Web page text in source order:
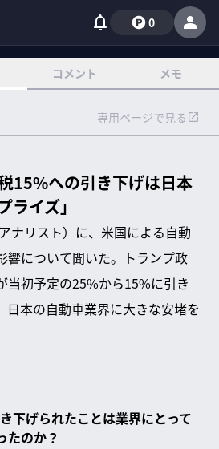
0
コメント メモ
専用ページで見る
15%への引き下げは日本
ライズ」
ナリスト）に、米国による自動
響について聞いた。トランプ政
当初予定の25%から15%に引き
日本の自動車業界に大きな安堵を
下げられたことは業界にとって
たのか？